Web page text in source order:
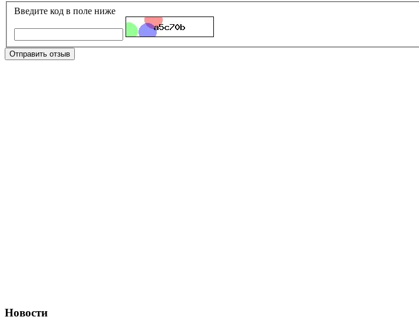
Введите код в поле ниже
Отправить отзыв
Новости